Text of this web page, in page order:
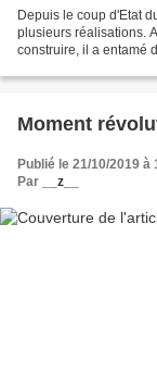
Depuis le coup d'Etat
plusieurs réalisations.
construire, il a entamé
Moment
Publié le 21/10/2019 à
Par
__z__